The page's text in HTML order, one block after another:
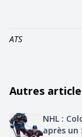
ATS
Autres
NHL :
après un